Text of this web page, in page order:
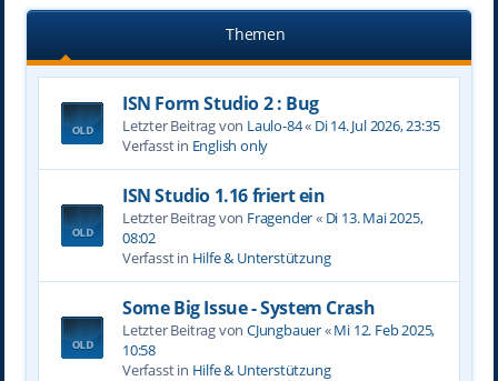
Themen
ISN Form Studio 2 : Bug
Letzter Beitrag von Laulo-84« Di 14. Jul 2026, 23:35
Verfasst in English only
ISN Studio 1.16 friert ein
Letzter Beitrag von Fragender« Di 13. Mai 2025,
08:02
Verfasst in Hilfe & Unterstützung
Some Big Issue - System Crash
Letzter Beitrag von CJungbauer«Mi 12. Feb 2025,
10:58
Verfasst in Hilfe & Unterstützung